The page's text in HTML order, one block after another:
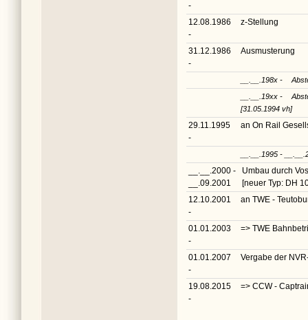
-
12.08.1986
-
z-Stellung
31.12.1986
-
Ausmusterung
__.__.198x -
__.__.19xx -
[31.05.1994 vh]
29.11.1995
-
an On Rail
__.__.1995 -
__.__.2000 -
__.09.2001
Umbau durch
[neuer Typ: DH
12.10.2001
-
an TWE -
01.01.2003
-
=> TWE
01.01.2007
-
Vergabe der
19.08.2015
-
=> CCW -